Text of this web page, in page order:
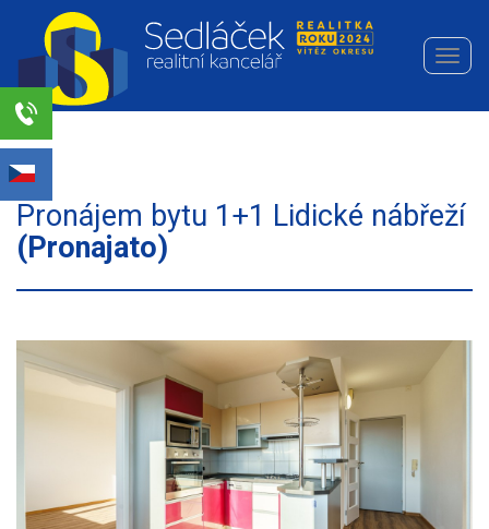
Realitní
kancelář
Sedláček
s.r.o.
Pronájem bytu 1+1 Lidické nábřeží
(Pronajato)